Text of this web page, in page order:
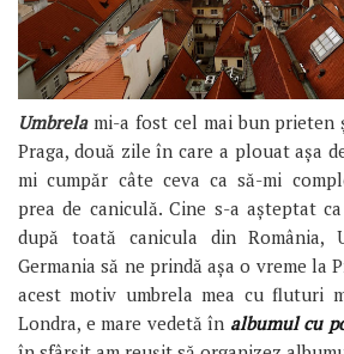
Umbrelami-a fost cel mai bun prieten
Praga, două zile în care a plouat așa
mi cumpăr câte ceva ca să-mi
prea de caniculă. Cine s-a așteptat
după toată canicula din România,
Germania să ne prindă așa o vreme la
acest motiv umbrela mea cu fluturi
Londra, e mare vedetă în albumul cu